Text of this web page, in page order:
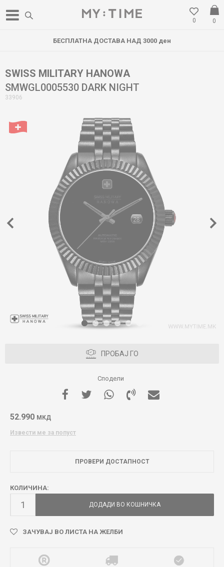
0
0
БЕСПЛАТНА ДОСТАВА НАД 3000 ден
SWISS MILITARY HANOWA
SMWGL0005530 DARK NIGHT
33906
1 2 3 4 5
ПРОБАЈ ГО
Сподели
52.990 МКД
Извести ме за попуст
ПРОВЕРИ ДОСТАПНОСТ
КОЛИЧИНА:
ДОДАДИ ВО КОШНИЧКА
ЗАЧУВАЈ ВО ЛИСТА НА ЖЕЛБИ